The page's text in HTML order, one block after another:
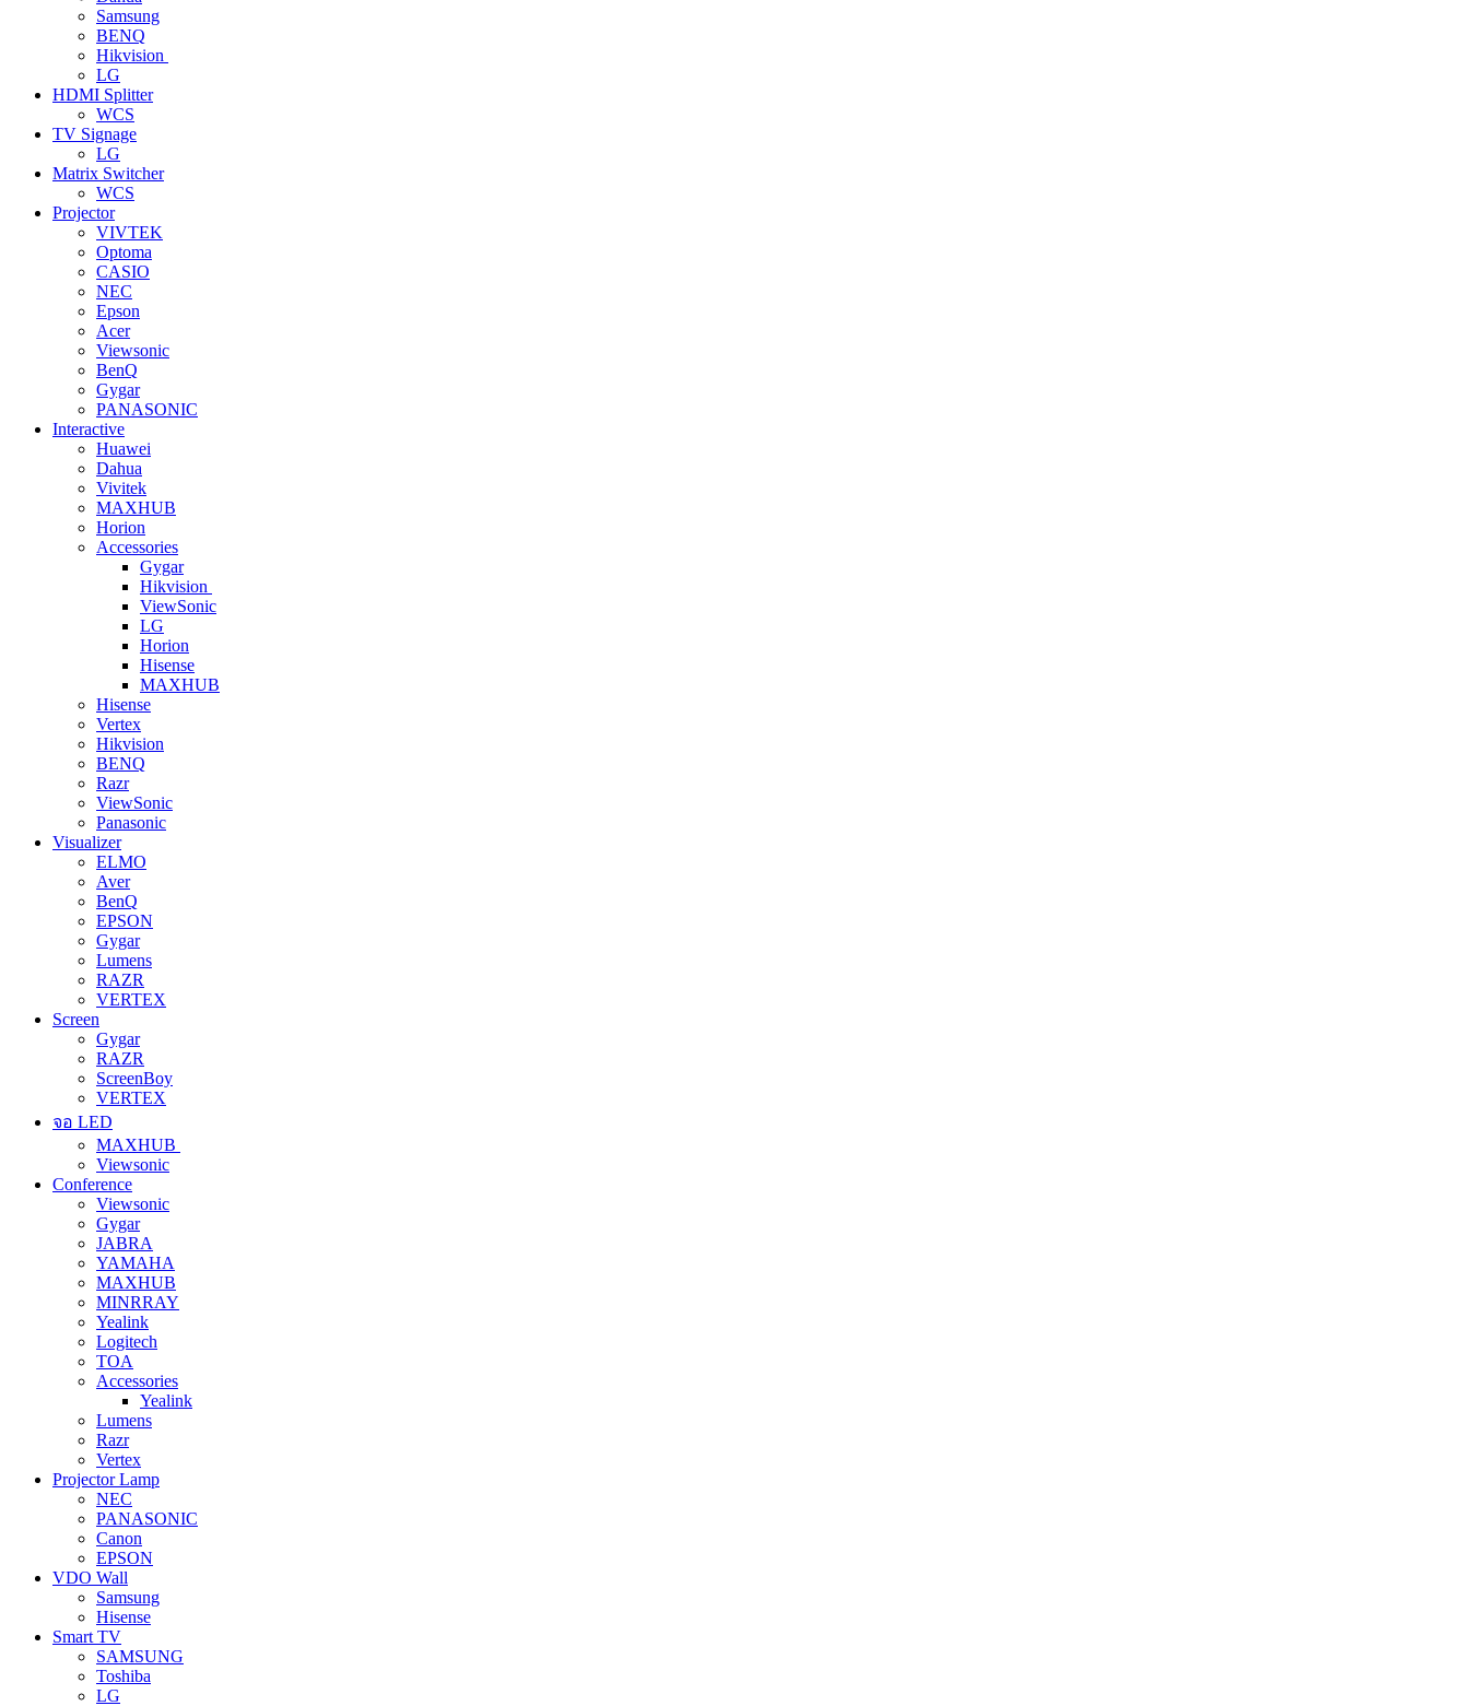
Samsung
BENQ
Hikvision
LG
HDMI Splitter
WCS
TV Signage
LG
Matrix Switcher
WCS
Projector
VIVTEK
Optoma
CASIO
NEC
Epson
Acer
Viewsonic
BenQ
Gygar
PANASONIC
Interactive
Huawei
Dahua
Vivitek
MAXHUB
Horion
Accessories
Gygar
Hikvision
ViewSonic
LG
Horion
Hisense
MAXHUB
Hisense
Vertex
Hikvision
BENQ
Razr
ViewSonic
Panasonic
Visualizer
ELMO
Aver
BenQ
EPSON
Gygar
Lumens
RAZR
VERTEX
Screen
Gygar
RAZR
ScreenBoy
VERTEX
จอ LED
MAXHUB
Viewsonic
Conference
Viewsonic
Gygar
JABRA
YAMAHA
MAXHUB
MINRRAY
Yealink
Logitech
TOA
Accessories
Yealink
Lumens
Razr
Vertex
Projector Lamp
NEC
PANASONIC
Canon
EPSON
VDO Wall
Samsung
Hisense
Smart TV
SAMSUNG
Toshiba
LG